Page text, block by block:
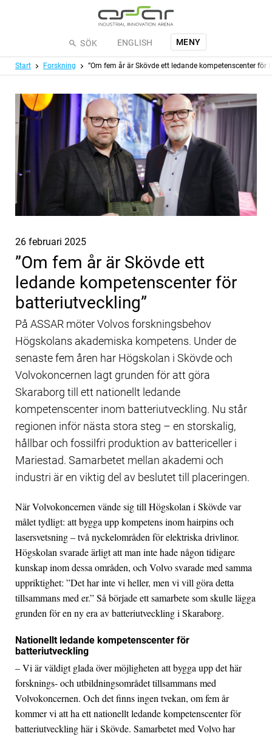
SÖK ENGLISH MENY
Meny
Start Forskning ”Om fem år är Skövde ett ledande kompetenscenter för
Publicerat
26 februari 2025
”Om fem år är Skövde ett
ledande kompetenscenter för
batteriutveckling”
På ASSAR möter Volvos forskningsbehov
Högskolans akademiska kompetens. Under de
senaste fem åren har Högskolan i Skövde och
Volvokoncernen lagt grunden för att göra
Skaraborg till ett nationellt ledande
kompetenscenter inom batteriutveckling. Nu står
regionen inför nästa stora steg – en storskalig,
hållbar och fossilfri produktion av battericeller i
Mariestad. Samarbetet mellan akademi och
industri är en viktig del av beslutet till placeringen.
När Volvokoncernen vände sig till Högskolan i Skövde var
målet tydligt: att bygga upp kompetens inom hairpins och
lasersvetsning – två nyckelområden för elektriska drivlinor.
Högskolan svarade ärligt att man inte hade någon tidigare
kunskap inom dessa områden, och Volvo svarade med samma
uppriktighet: ”Det har inte vi heller, men vi vill göra detta
tillsammans med er.” Så började ett samarbete som skulle lägga
grunden för en ny era av batteriutveckling i Skaraborg.
Nationellt ledande kompetenscenter för
batteriutveckling
– Vi är väldigt glada över möjligheten att bygga upp det här
forsknings- och utbildningsområdet tillsammans med
Volvokoncernen. Och det finns ingen tvekan, om fem år
kommer vi att ha ett nationellt ledande kompetenscenter för
batteriutveckling här i Skövde. Samarbetet med Volvo har